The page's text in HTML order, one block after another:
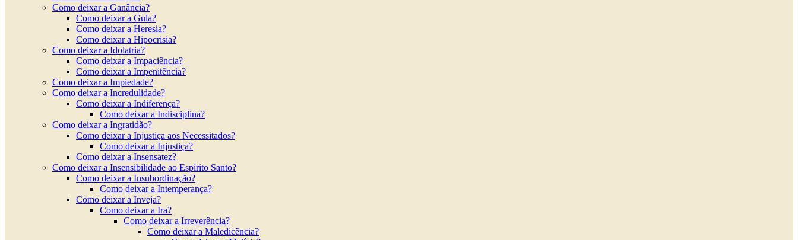
Como deixar a Ganância?
Como deixar a Gula?
Como deixar a Heresia?
Como deixar a Hipocrisia?
Como deixar a Idolatria?
Como deixar a Impaciência?
Como deixar a Impenitência?
Como deixar a Impiedade?
Como deixar a Incredulidade?
Como deixar a Indiferença?
Como deixar a Indisciplina?
Como deixar a Ingratidão?
Como deixar a Injustiça aos Necessitados?
Como deixar a Injustiça?
Como deixar a Insensatez?
Como deixar a Insensibilidade ao Espírito Santo?
Como deixar a Insubordinação?
Como deixar a Intemperança?
Como deixar a Inveja?
Como deixar a Ira?
Como deixar a Irreverência?
Como deixar a Maledicência?